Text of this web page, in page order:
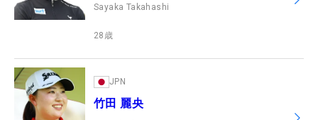
Sayaka Takahashi
28 歳
JPN
竹田 麗央